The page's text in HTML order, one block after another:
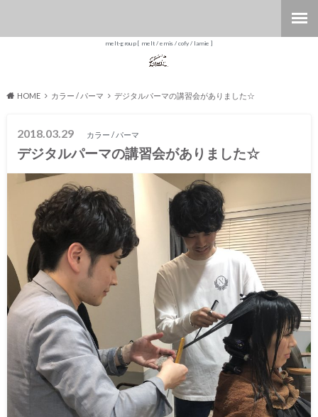
melt-group [ melt / emis / cofy / lamie ]
HOME カラー / パーマ デジタルパーマの講習会がありました☆
2018.03.29 カラー / パーマ
デジタルパーマの講習会がありました☆